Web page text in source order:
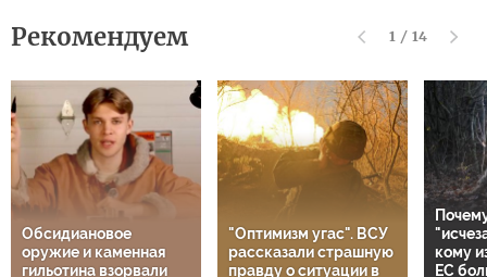
Рекомендуем 1 / 14
Обсидиановое
оружие и каменная
гильотина взорвали
"Оптимизм угас". ВСУ
рассказали страшную
правду о ситуации в
кому
ЕС